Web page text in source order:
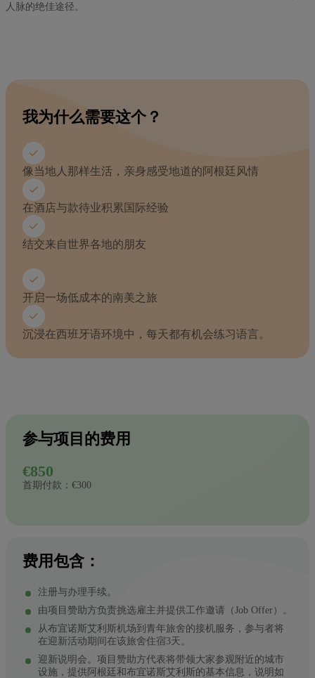
人脉的绝佳途径。
我为什么需要这个？
像当地人那样生活，亲身感受地道的阿根廷风情
在酒店与款待业积累国际经验
结交来自世界各地的朋友
开启一场低成本的南美之旅
沉浸在西班牙语环境中，每天都有机会练习语言。
参与项目的费用
€850
首期付款：€300
费用包含：
注册与办理手续。
由项目赞助方负责挑选雇主并提供工作邀请（Job Offer）。
从布宜诺斯艾利斯机场到青年旅舍的接机服务，参与者将
在迎新活动期间在该旅舍住宿3天。
迎新说明会。项目赞助方代表将带领大家参观附近的城市
设施，提供阿根廷和布宜诺斯艾利斯的基本信息，说明如